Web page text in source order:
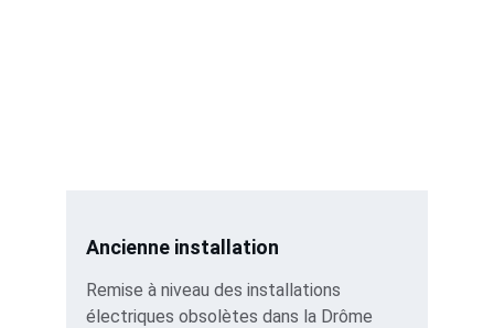
Ancienne installation
Remise à niveau des installations
électriques obsolètes dans la Drôme